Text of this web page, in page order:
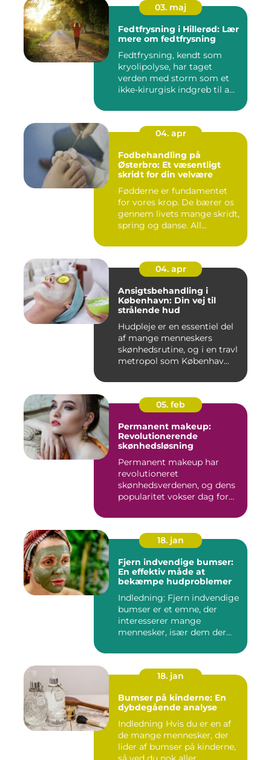
03. maj
Fedtfrysning i Hillerød: Lær
mere om fedtfrysning
Fedtfrysning, kendt som
kryolipolyse, har taget
verden med storm som et
ikke-kirurgisk indgreb til a...
04. apr
Fodbehandling på
Østerbro: Et væsentligt
skridt for din velvære
Fødderne er fundamentet
for vores krop. De bærer os
gennem livets mange skridt,
spring og danse. All...
04. apr
Ansigtsbehandling i
København: Din vej til
strålende hud
Hudpleje er en essentiel del
af mange menneskers
skønhedsrutine, og i en travl
metropol som Københav...
05. feb
Permanent makeup:
Revolutionerende
skønhedsløsning
Permanent makeup har
revolutioneret
skønhedsverdenen, og dens
popularitet vokser dag for
18. jan
Fjern indvendige bumser:
En effektiv måde at
bekæmpe hudproblemer
Indledning: Fjern indvendige
bumser er et emne, der
interesserer mange
mennesker, især dem der
18. jan
Bumser på kinderne: En
dybdegående analyse
Indledning Hvis du er en af
de mange mennesker, der
lider af bumser på kinderne,